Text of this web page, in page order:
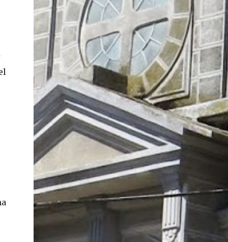
En concreto, las personas podrán acceder a
su carnet y/o pasaporte en una aplicación
móvil del Registro Civil, la cual estará
disponible en iOS y Android. El director del
Registro Civil, Omar Morales, detalló que
"quien renueve a partir del 16 de diciembre,
va a poder sacar cédula de identidad digital
y pasaporte digital. Van a tener la
funcionalidad en su celular a partir de una
app especial, que va a permitir que a través
de pruebas de vida se asegure que la
persona es quien dice ser". Morales también
detalló, en el matinal "Mucho Gusto" de
Mega, las importantes medidas de
seguridad ...